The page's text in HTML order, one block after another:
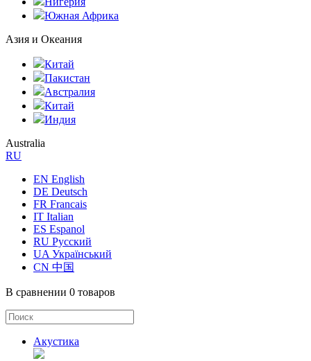
Южная Африка
Азия и Океания
Китай
Пакистан
Австралия
Китай
Индия
Australia
RU
EN English
DE Deutsch
FR Francais
IT Italian
ES Espanol
RU Русский
UA Український
CN 中国
В сравнении 0 товаров
Акустика